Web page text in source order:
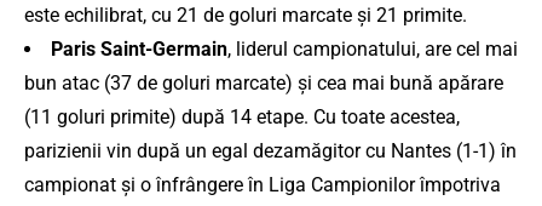
este echilibrat, cu 21 de goluri marcate și 21 primite.
Paris Saint-Germain, liderul campionatului, are cel mai
bun atac (37 de goluri marcate) și cea mai bună apărare
(11 goluri primite) după 14 etape. Cu toate acestea,
parizienii vin după un egal dezamăgitor cu Nantes (1-1) în
campionat și o înfrângere în Liga Campionilor împotriva